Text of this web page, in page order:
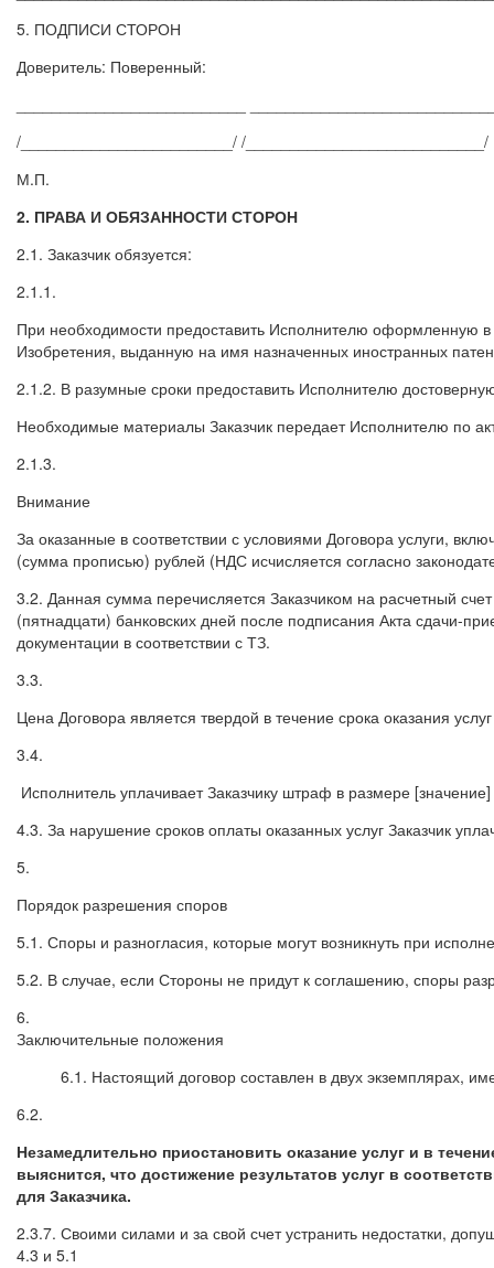
5. ПОДПИСИ СТОРОН
Доверитель: Поверенный:
/________________________/ /___________________________/
М.П.
2. ПРАВА И ОБЯЗАННОСТИ СТОРОН
2.1. Заказчик обязуется:
2.1.1.
При необходимости предоставить Исполнителю оформленную
Изобретения, выданную на имя назначенных иностранных
2.1.2. В разумные сроки предоставить Исполнителю
Необходимые материалы Заказчик передает Исполнителю по
2.1.3.
Внимание
За оказанные в соответствии с условиями Договора услуги,
(сумма прописью) рублей (НДС исчисляется согласно
3.2. Данная сумма перечисляется Заказчиком на расчетный
(пятнадцати) банковских дней после подписания Акта сдачи-
документации в соответствии с ТЗ.
3.3.
Цена Договора является твердой в течение срока оказания
3.4.
Исполнитель уплачивает Заказчику штраф в размере
4.3. За нарушение сроков оплаты оказанных услуг Заказчик
5.
Порядок разрешения споров
5.1. Споры и разногласия, которые могут возникнуть при
5.2. В случае, если Стороны не придут к соглашению, споры
6.
Заключительные положения
6.1. Настоящий договор составлен в двух экземплярах,
6.2.
Незамедлительно приостановить оказание услуг и в
выяснится, что достижение результатов услуг в
для Заказчика.
2.3.7. Своими силами и за свой счет устранить недостатки,
4.3 и 5.1